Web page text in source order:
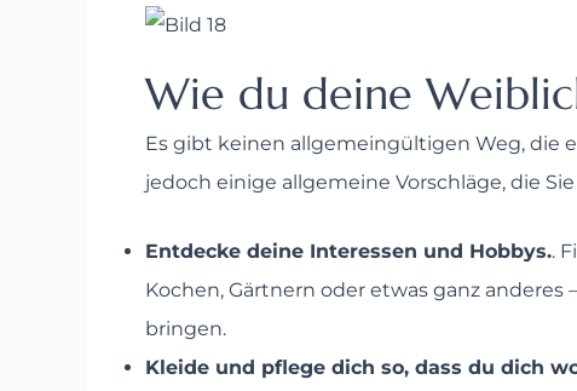
Wie du deine
Es gibt keinen allgemeingültigen Weg, die
jedoch einige allgemeine Vorschläge, die
Entdecke deine Interessen und Hobbys..
Kochen, Gärtnern oder etwas ganz
bringen.
Kleide und pflege dich so, dass du dich